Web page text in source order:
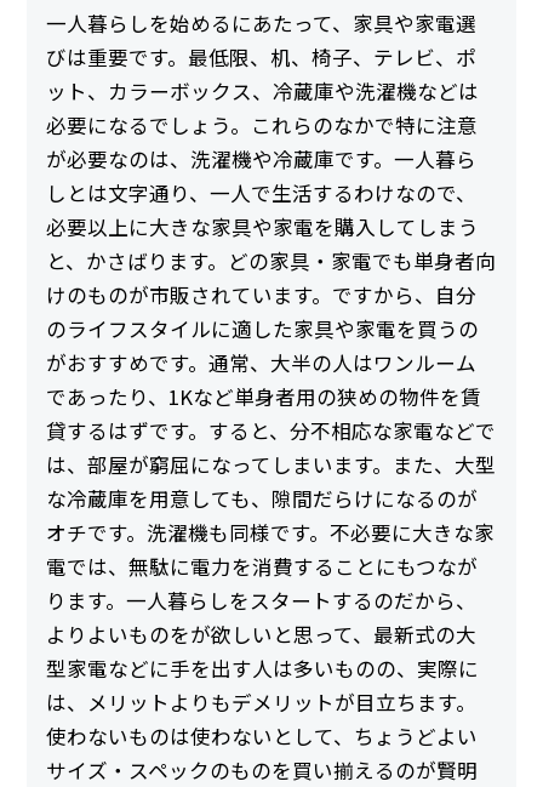
一人暮らしを始めるにあたって、家具や家電選
びは重要です。最低限、机、椅子、テレビ、ポ
ット、カラーボックス、冷蔵庫や洗濯機などは
必要になるでしょう。これらのなかで特に注意
が必要なのは、洗濯機や冷蔵庫です。一人暮ら
しとは文字通り、一人で生活するわけなので、
必要以上に大きな家具や家電を購入してしまう
と、かさばります。どの家具・家電でも単身者向
けのものが市販されています。ですから、自分
のライフスタイルに適した家具や家電を買うの
がおすすめです。通常、大半の人はワンルーム
であったり、1Kなど単身者用の狭めの物件を賃
貸するはずです。すると、分不相応な家電などで
は、部屋が窮屈になってしまいます。また、大型
な冷蔵庫を用意しても、隙間だらけになるのが
オチです。洗濯機も同様です。不必要に大きな家
電では、無駄に電力を消費することにもつなが
ります。一人暮らしをスタートするのだから、
よりよいものをが欲しいと思って、最新式の大
型家電などに手を出す人は多いものの、実際に
は、メリットよりもデメリットが目立ちます。
使わないものは使わないとして、ちょうどよい
サイズ・スペックのものを買い揃えるのが賢明